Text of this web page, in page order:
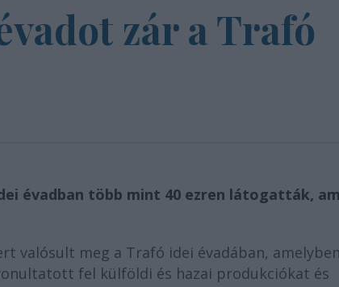
zár a Trafó
évadban több mint 40 ezren látogatták,
valósult meg a Trafó idei évadában,
fel külföldi és hazai produkciókat és